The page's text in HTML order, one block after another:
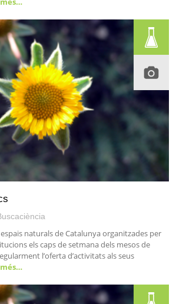
naturals de Catalunya organitzades per
els caps de setmana dels mesos de
l’oferta d’activitats als seus